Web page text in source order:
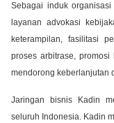
Sebagai induk
layanan advokasi
keterampilan, fasilitasi
proses arbitrase,
mendorong keberlanjutan
Jaringan bisnis Kadin
seluruh Indonesia. Kadin